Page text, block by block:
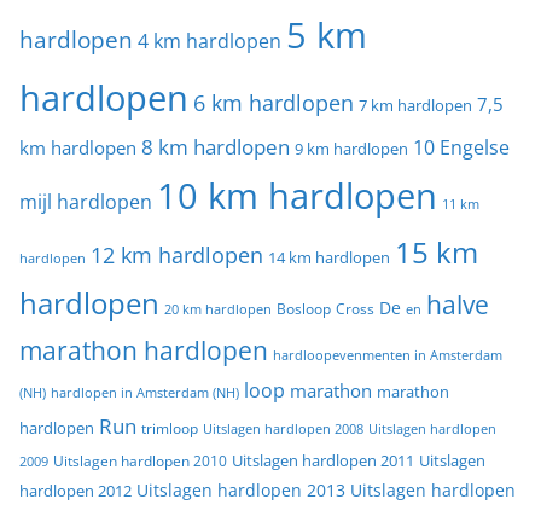
hardlopen 4 km hardlopen 5 km
hardlopen 6 km hardlopen 7 km hardlopen 7,5
km hardlopen 8 km hardlopen 9 km hardlopen 10 Engelse
mijl hardlopen 10 km hardlopen 11 km
hardlopen 12 km hardlopen 14 km hardlopen 15 km
hardlopen 20 km hardlopen Bosloop Cross De en halve
marathon hardlopen hardloopevenmenten in Amsterdam
(NH) hardlopen in Amsterdam (NH) loop marathon marathon
hardlopen Run trimloop Uitslagen hardlopen 2008 Uitslagen hardlopen
2009 Uitslagen hardlopen 2010 Uitslagen hardlopen 2011 Uitslagen
hardlopen 2012 Uitslagen hardlopen 2013 Uitslagen hardlopen